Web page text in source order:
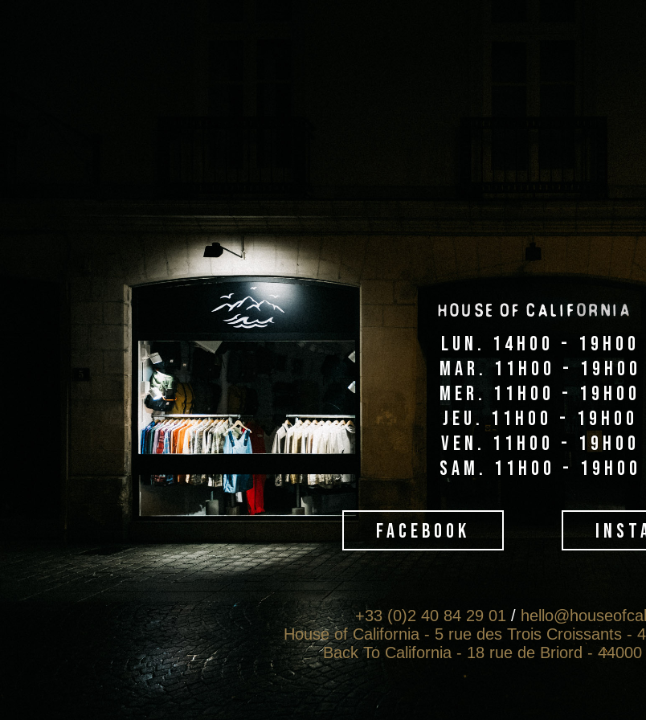
lun. 14h00 - 19h00
mar. 11h00 - 19h00
mer. 11h00 - 19h00
jeu. 11h00 - 19h00
ven. 11h00 - 19h00
sam. 11h00 - 19h00
FACEBOOK
+33 (0)2 40 84 29 01 /
House of California - 5 rue des Trois Croissants -
Back To California - 18 rue de Briord -